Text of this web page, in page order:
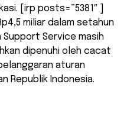
[irp posts=”5381″ ]
miliar dalam setahun
Support Service masih
dipenuhi oleh cacat
aturan
Republik Indonesia.